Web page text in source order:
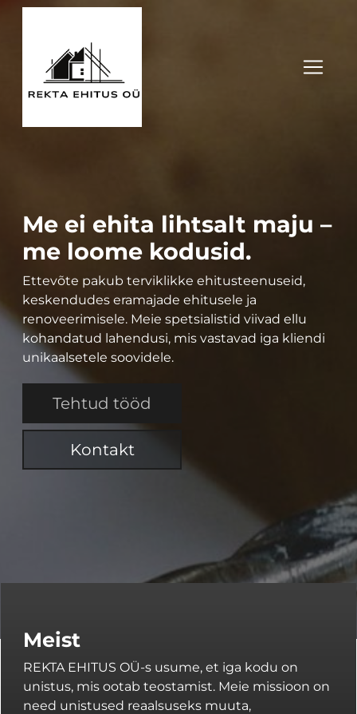
Me ei ehita lihtsalt maju –
me loome kodusid.
Ettevõte pakub terviklikke ehitusteenuseid,
keskendudes eramajade ehitusele ja
renoveerimisele. Meie spetsialistid viivad ellu
kohandatud lahendusi, mis vastavad iga kliendi
unikaalsetele soovidele.
Tehtud tööd
Kontakt
Meist
REKTA EHITUS OÜ-s usume, et iga kodu on
unistus, mis ootab teostamist. Meie missioon on
need unistused reaalsuseks muuta,